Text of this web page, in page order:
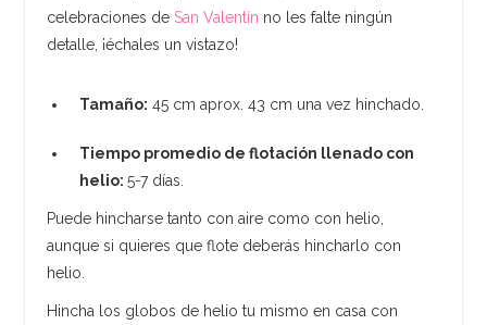
celebraciones de San Valentín no les falte ningún
detalle, ¡échales un vistazo!
Tamaño: 45 cm aprox. 43 cm una vez hinchado.
Tiempo promedio de flotación llenado con
helio:5-7 días.
Puede hincharse tanto con aire como con helio,
aunque si quieres que flote deberás hincharlo con
helio.
Hincha los globos de helio tu mismo en casa con